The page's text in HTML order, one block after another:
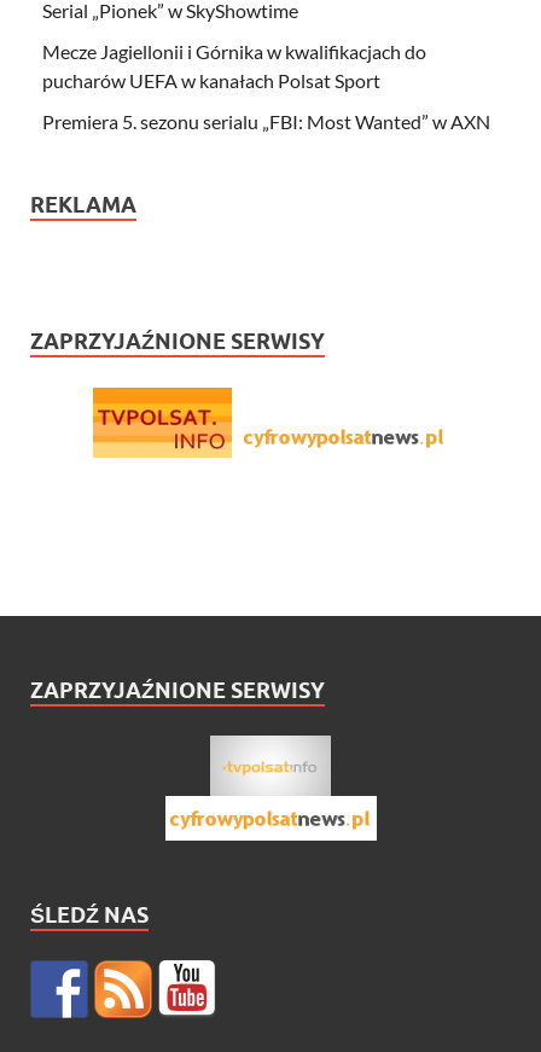
Serial „Pionek” w SkyShowtime
Mecze Jagiellonii i Górnika w kwalifikacjach do
pucharów UEFA w kanałach Polsat Sport
Premiera 5. sezonu serialu „FBI: Most Wanted” w AXN
REKLAMA
ZAPRZYJAŹNIONE SERWISY
ZAPRZYJAŹNIONE SERWISY
ŚLEDŹ NAS